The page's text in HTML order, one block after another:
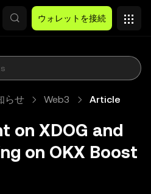
ウォレットを接続
らせ Web3 Article
on XDOG and
on OKX Boost